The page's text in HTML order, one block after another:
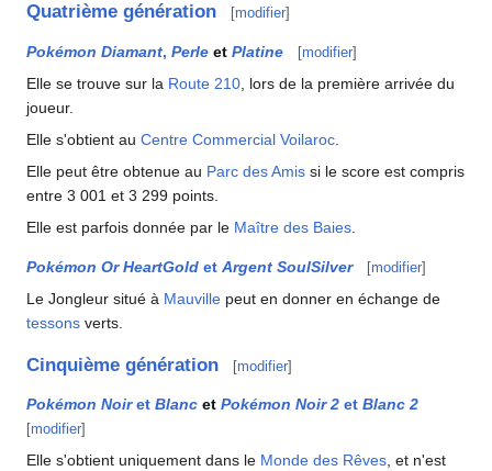
Quatrième génération [modifier]
Pokémon Diamant, Perle et Platine [modifier]
Elle se trouve sur la Route 210 , lors de la première arrivée du
joueur.
Elle s'obtient au Centre Commercial Voilaroc
Elle peut être obtenue au Parc des Amis si le score est compris
entre 3 001 et 3 299 points.
Elle est parfois donnée par le Maître des Baies
Pokémon Or HeartGold et Argent SoulSilver [modifier]
Le Jongleur situé à Mauville peut en donner en échange de
tessons verts.
Cinquième génération [modifier]
Pokémon Noiret Blanc et Pokémon Noir 2 et Blanc 2
[modifier]
Elle s'obtient uniquement dans le Monde des Rêves , et n'est